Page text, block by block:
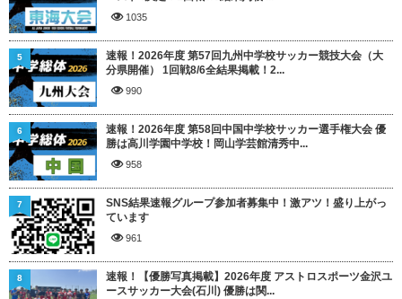
1035
速報！2026年度 第57回九州中学校サッカー競技大会（大
分県開催） 1回戦8/6全結果掲載！2...
990
5
速報！2026年度 第58回中国中学校サッカー選手権大会 優
勝は高川学園中学校！岡山学芸館清秀中...
958
6
SNS結果速報グループ参加者募集中！激アツ！盛り上がっ
ています
961
7
速報！【優勝写真掲載】2026年度 アストロスポーツ金沢ユ
ースサッカー大会(石川) 優勝は関...
8